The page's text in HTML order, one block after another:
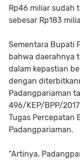
Rp46 miliar sudah
sebesar Rp183
Sementara Bupati
bahwa daerahnya
dalam kepastian
dengan
Padangpariaman
496/KEP/BPP/
Tugas Percepatan
Padangpariaman.
“Artinya,